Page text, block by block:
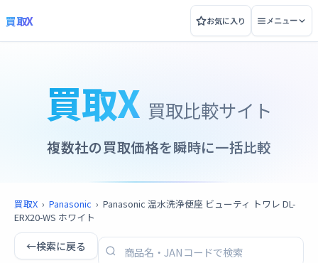
買取X お気に入り メニュー
買取X 買取比較サイト
複数社の買取価格を瞬時に一括比較
買取X › Panasonic › Panasonic 温水洗浄便座 ビューティ トワレ DL-
ERX20-WS ホワイト
←検索に戻る